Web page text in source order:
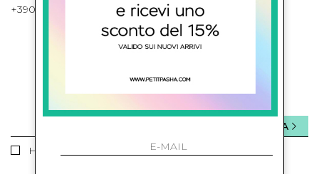
+39081643421 , +390812351280
ISCRIVITI ALLA NEWSLETTER
Ho letto ed accettato le condizioni sulla privacy.
INVIA